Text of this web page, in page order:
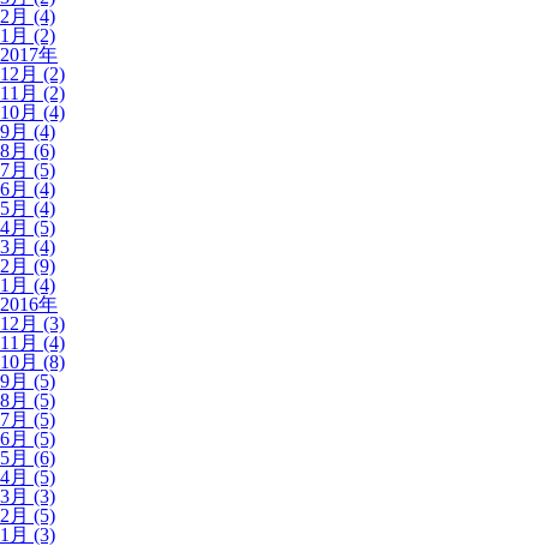
2月 (4)
1月 (2)
2017年
12月 (2)
11月 (2)
10月 (4)
9月 (4)
8月 (6)
7月 (5)
6月 (4)
5月 (4)
4月 (5)
3月 (4)
2月 (9)
1月 (4)
2016年
12月 (3)
11月 (4)
10月 (8)
9月 (5)
8月 (5)
7月 (5)
6月 (5)
5月 (6)
4月 (5)
3月 (3)
2月 (5)
1月 (3)